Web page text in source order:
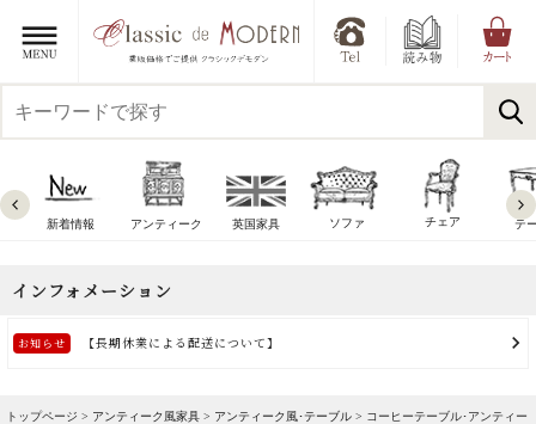
新着情報 アンティーク 英国家具 ソファ チェア テ
トップページ > アンティーク風家具 > アンティーク風･テーブル > コーヒーテーブル･アンティー